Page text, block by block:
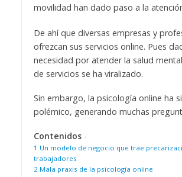
movilidad han dado paso a la
De ahí que diversas empresas y
ofrezcan sus servicios online. Pues
necesidad por atender la salud
de servicios se ha viralizado.
Sin embargo, la psicología online ha
polémico, generando muchas
Contenidos -
1 Un modelo de negocio que trae
trabajadores
2 Mala praxis de la psicología online